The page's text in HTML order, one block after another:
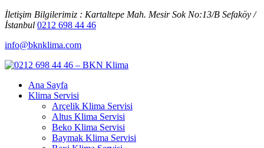
İletişim Bilgilerimiz : Kartaltepe Mah. Mesir Sok No:13/B Sefaköy /
İstanbul 0212 698 44 46
info@bknklima.com
Ana Sayfa
Klima Servisi
Arçelik Klima Servisi
Altus Klima Servisi
Beko Klima Servisi
Baymak Klima Servisi